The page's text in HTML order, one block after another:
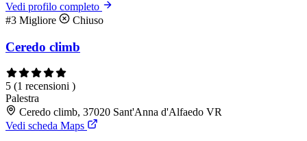
Vedi profilo completo
#3 Migliore Chiuso
Ceredo climb
5 (1 recensioni )
Palestra
Ceredo climb, 37020 Sant'Anna d'Alfaedo VR
Vedi scheda Maps